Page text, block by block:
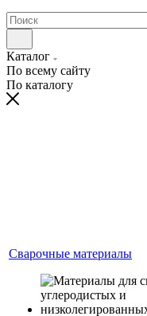
Каталог
По всему сайту
По каталогу
Сварочные материалы